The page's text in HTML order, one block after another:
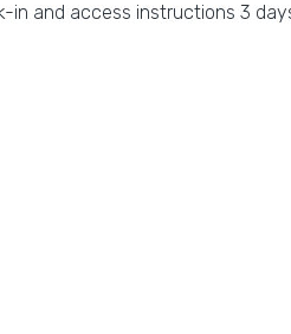
and access instructions 3